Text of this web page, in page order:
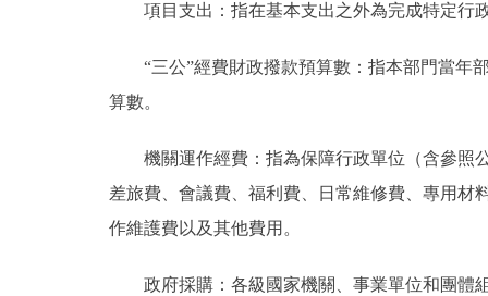
項目支出：指在基本支出之外為完成特定行
“三公”經費財政撥款預算數：指本部門當年部
算數。
機關運作經費：指為保障行政單位（含參照公
差旅費、會議費、福利費、日常維修費、專用材
作維護費以及其他費用。
政府採購：各級國家機關、事業單位和團體組